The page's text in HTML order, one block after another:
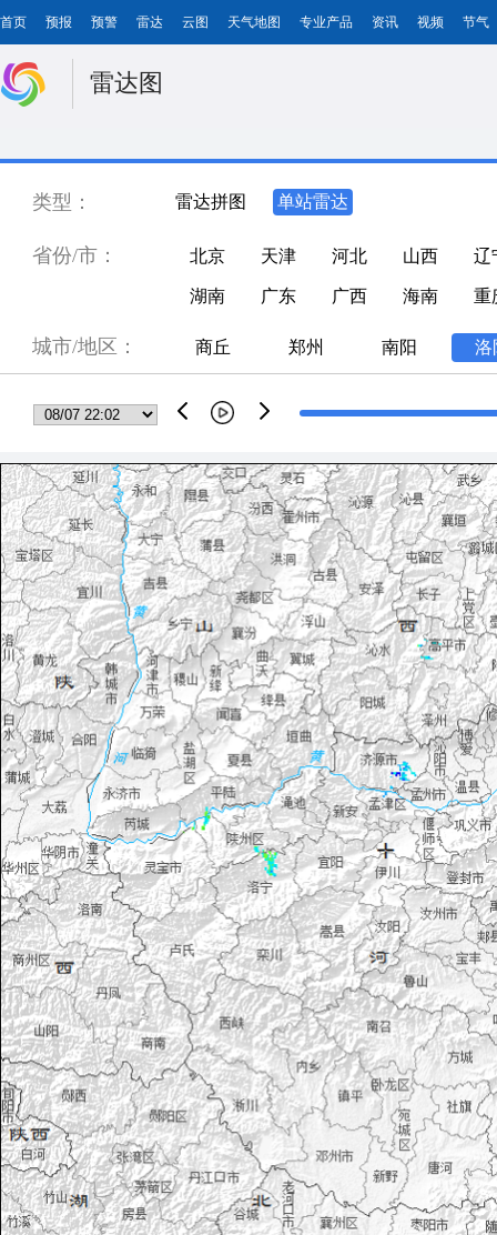
首页 预报 预警 雷达 云图 天气地图 专业产品 资讯 视频 节气
雷达图
类型： 雷达拼图 单站雷达
省份/市： 北京 天津 河北 山西 辽
湖南 广东 广西 海南 重
城市/地区： 商丘 郑州 南阳 洛